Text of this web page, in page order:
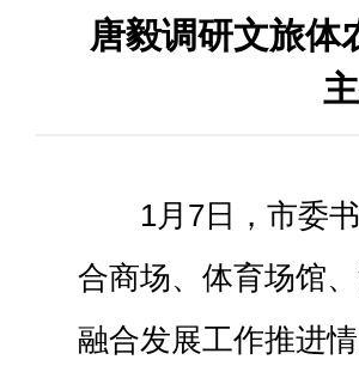
唐毅调研文旅体
1月7日，市委
合商场、体育场馆
融合发展工作推进